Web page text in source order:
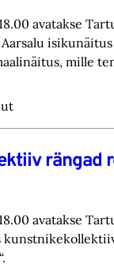
avatakse
isikunäitus
mille
rängad
avatakse